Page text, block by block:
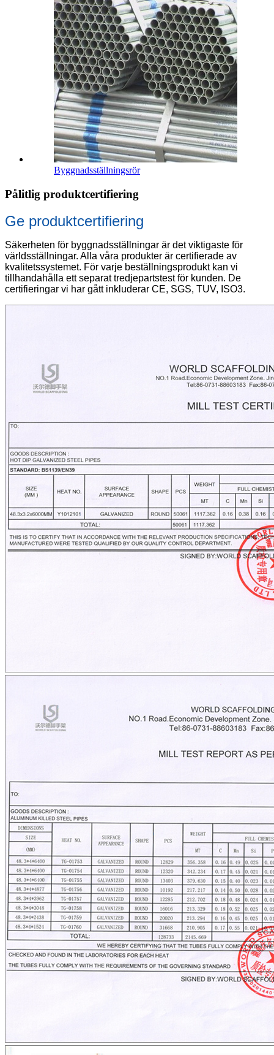
Byggnadsställningsrör
Pålitlig produktcertifiering
Ge produktcertifiering
Säkerheten för byggnadsställningar är det viktigaste för
världsställningar. Alla våra produkter är certifierade av
kvalitetssystemet. För varje beställningsprodukt kan vi
tillhandahålla ett separat tredjepartstest för kunden. De
certifieringar vi har gått inkluderar CE, SGS, TUV, ISO3.